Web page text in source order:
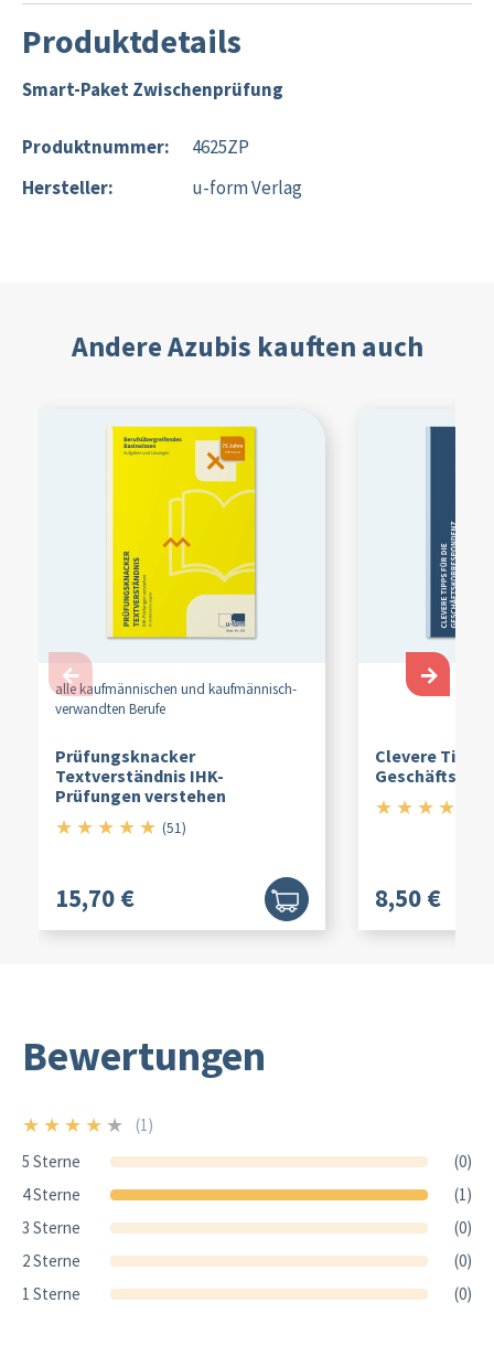
Produktdetails
Smart-Paket Zwischenprüfung
Produktnummer:
Hersteller:
4625ZP
u-form Verlag
Andere Azubis kauften auch
alle kaufmännischen und kaufmännisch-
verwandten Berufe
Prüfungsknacker
Textverständnis IHK-
Prüfungen verstehen
★ ★ ★ ★ ★5/5
(51)
15,70 €
Clevere Tipps
★ ★ ★ ★
8,50 €
← →
Bewertungen
★ ★ ★ ★ ★ 4/5
(1)
5 Sterne
(0)
4 Sterne
(1)
3 Sterne
(0)
2 Sterne
(0)
1 Sterne
(0)